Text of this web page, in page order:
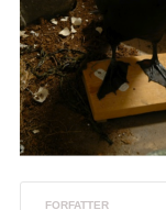
FORFATTER